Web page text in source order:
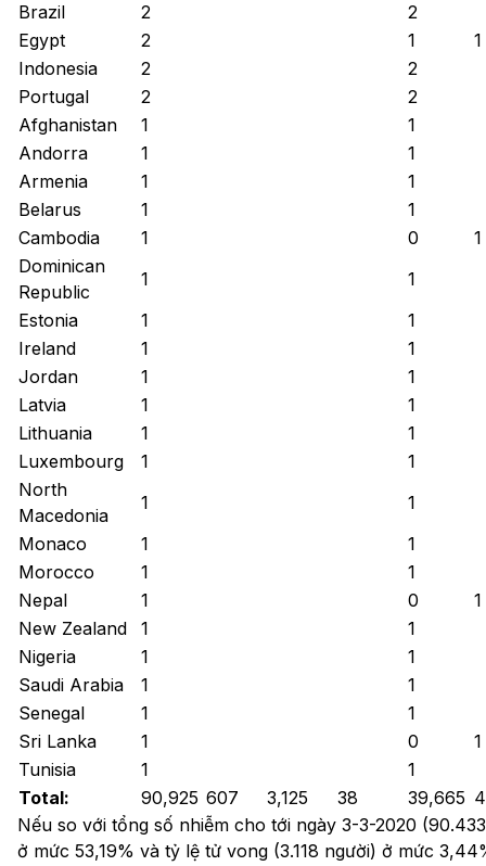
Brazil
2
2
Egypt
2 1
1
Indonesia
2
2
Portugal
2
2
Afghanistan
1
1
Andorra
1
1
Armenia
1
1
Belarus
1
1
Cambodia
1 0
1
Dominican
Republic
1
1
Estonia
1
1
Ireland
1
1
Jordan
1
1
Latvia
1
1
Lithuania
1
1
Luxembourg
1
1
North
Macedonia
1
1
Monaco
1
1
Morocco
1
1
Nepal
1 0
1
New Zealand
1
1
Nigeria
1
1
Saudi Arabia
1
1
Senegal
1
1
Sri Lanka
1 0
1
Tunisia
1
1
Total:
90,925 607 3,125 38 39,665
Nếu so với tổng số nhiễm cho tới ngày 3-3-2020
ở mức 53,19% và tỷ lệ tử vong (3.118 người) ở mức